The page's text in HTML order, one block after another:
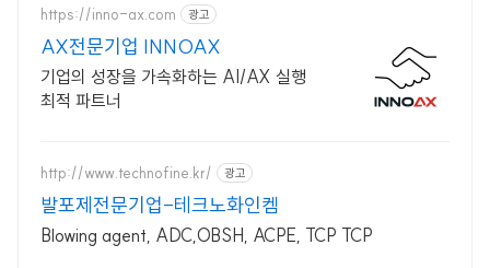
https://inno-ax.com 광고
AX전문기업 INNOAX
기업의 성장을 가속화하는 AI/AX 실행
최적 파트너
http://www.technofine.kr/ 광고
발포제전문기업-테크노화인켐
Blowing agent, ADC,OBSH, ACPE, TCP TCP